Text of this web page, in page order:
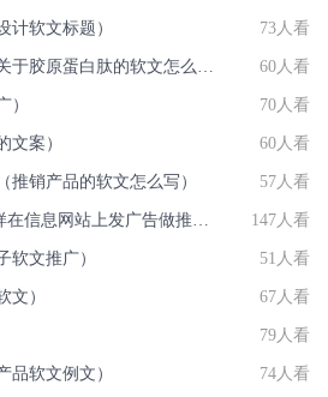
计软文标题） 73人看
美如玉胶原蛋白软文（关于胶原蛋白肽的软文怎么写） 60人看
） 70人看
文案） 60人看
推销产品的软文怎么写） 57人看
[营销技巧]农药公司怎样在信息网站上发广告做推广提高产品知名度呢 147人看
软文推广） 51人看
文） 67人看
79人看
品软文例文） 74人看